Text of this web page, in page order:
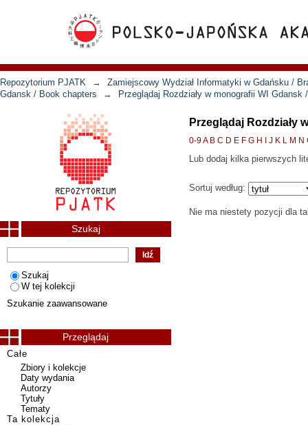
Repozytorium PJATK →
Zamiejscowy Wydział Informatyki w Gdańsku /
Gdansk / Book chapters
→ Przeglądaj Rozdziały w monografii WI Gdansk
Przeglądaj Rozdziały
0-9A B C D E F G H J K L M N
Lub dodaj kilka pierwszych
Sortuj według:
Nie ma niestety pozycji dla
Szukaj
Szukaj
W tej kolekcji
Szukanie zaawansowane
Przeglądaj
Całe
Zbiory i kolekcje
Daty wydania
Autorzy
Tytuły
Tematy
Ta kolekcja